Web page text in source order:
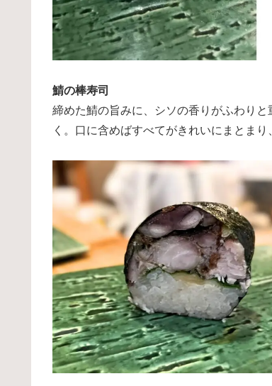
鯖の棒寿司
締めた鯖の旨みに、シソの香りがふわり
く。口に含めばすべてがきれいにまとま